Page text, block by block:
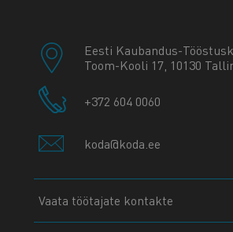
Eesti Kaubandus-
Toom-Kooli 17, 10130
+372 604 0060
koda@koda.ee
Vaata töötajate kontakte